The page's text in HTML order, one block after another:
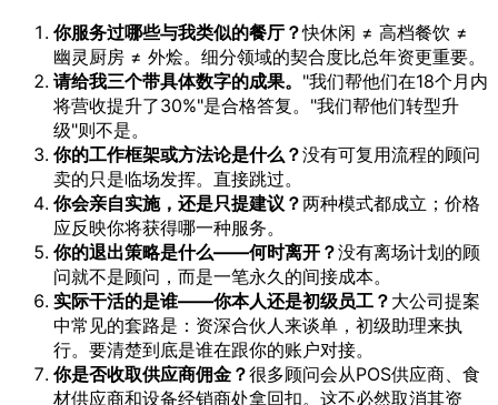
你服务过哪些与我类似的餐厅？快休闲 ≠ 高档餐饮 ≠
幽灵厨房 ≠ 外烩。细分领域的契合度比总年资更重要。
请给我三个带具体数字的成果。 "我们帮他们在18个月内
将营收提升了30%"是合格答复。"我们帮他们转型升
级"则不是。
你的工作框架或方法论是什么？没有可复用流程的顾问
卖的只是临场发挥。直接跳过。
你会亲自实施，还是只提建议？两种模式都成立；价格
应反映你将获得哪一种服务。
你的退出策略是什么——何时离开？没有离场计划的顾
问就不是顾问，而是一笔永久的间接成本。
实际干活的是谁——你本人还是初级员工？ 大公司提案
中常见的套路是：资深合伙人来谈单，初级助理来执
行。要清楚到底是谁在跟你的账户对接。
你是否收取供应商佣金？很多顾问会从POS供应商、食
材供应商和设备经销商处拿回扣。这不必然取消其资